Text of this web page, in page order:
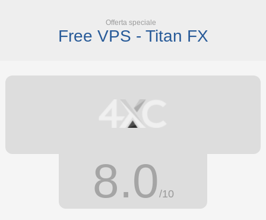
Offerta speciale
Free VPS - Titan FX
8.0 /10